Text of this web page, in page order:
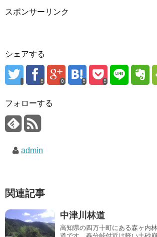
スポンサーリンク
シェアする
0
フォローする
admin
関連記事
中津川林道
高知県の四万十町にある森ヶ内